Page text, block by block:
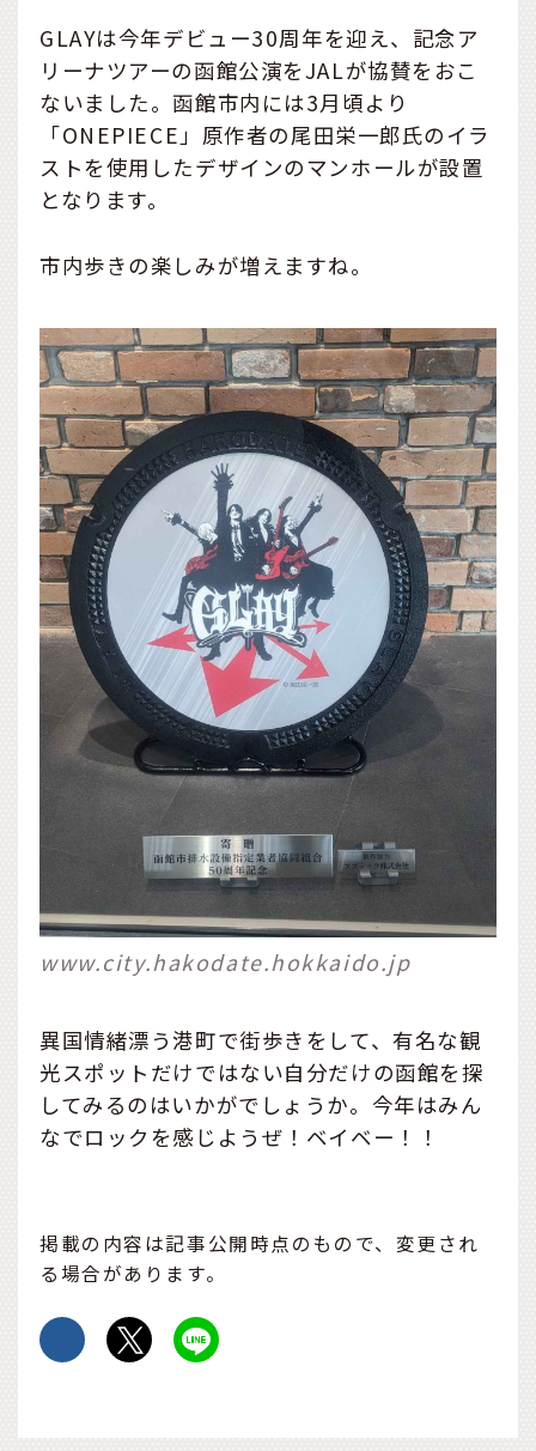
GLAYは今年デビュー30周年を迎え、記念ア
リーナツアーの函館公演をJALが協賛をおこ
ないました。函館市内には3月頃より
「ONEPIECE」原作者の尾田栄一郎氏のイラ
ストを使用したデザインのマンホールが設置
となります。
市内歩きの楽しみが増えますね。
www.city.hakodate.hokkaido.jp
異国情緒漂う港町で街歩きをして、有名な観
光スポットだけではない自分だけの函館を探
してみるのはいかがでしょうか。今年はみん
なでロックを感じようぜ！ベイベー！！
掲載の内容は記事公開時点のもので、変更され
る場合があります。